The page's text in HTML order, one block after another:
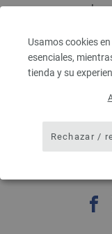
Usamos cookies
esenciales,
tienda y su
Rechazar /
IVA no incluido,